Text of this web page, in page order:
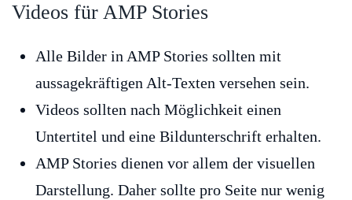
Videos für AMP Stories
Alle Bilder in AMP Stories sollten mit
aussagekräftigen Alt-Texten versehen sein.
Videos sollten nach Möglichkeit einen
Untertitel und eine Bildunterschrift erhalten.
AMP Stories dienen vor allem der visuellen
Darstellung. Daher sollte pro Seite nur wenig